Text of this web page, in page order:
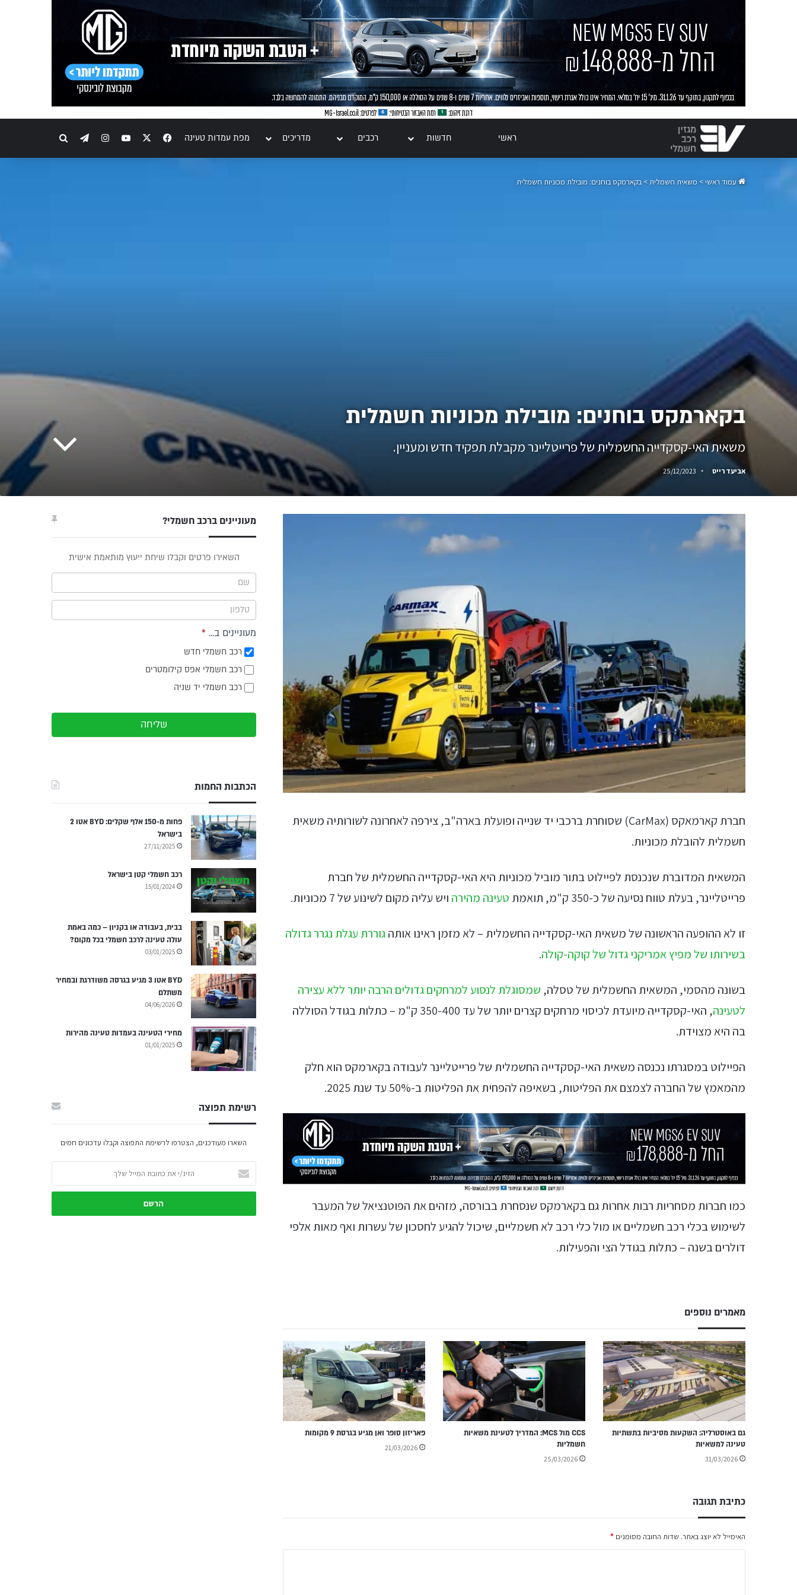
ראשי חדשות רכבים מדריכים מפת עמדות טעינה Facebook
YouTube
Instagram
Telegram
חיפוש
עמוד ראשי> משאית חשמלית> בקארמקס בוחנים: מובילת מכוניות חשמלית
בקארמקס בוחנים: מובילת מכוניות חשמלית
משאית האי-קסקדייה החשמלית של פרייטליינר מקבלת תפקיד חדש ומעניין.
אביעד רייס 25/12/2023
חברת קארמאקס (CarMax) שסוחרת ברכבי יד שנייה ופועלת בארה"ב, צירפה לאחרונה לשורותיה משאית
חשמלית להובלת מכוניות.
המשאית המדוברת שנכנסת לפיילוט בתור מוביל מכוניות היא האי-קסקדייה החשמלית של חברת
פרייטליינר, בעלת טווח נסיעה של כ-350 ק"מ, תואמת
טעינה מהירה ויש עליה מקום לשינוע של 7 מכוניות.
זו לא ההופעה הראשונה של משאית האי-קסקדייה החשמלית – לא מזמן ראינו אותהגוררת עגלת נגרר גדולה
בשירותו של מפיץ אמריקני גדול של קוקה-קולה.
בשונה מהסמי, המשאית החשמלית של טסלה, שמסוגלת לנסוע למרחקים גדולים הרבה יותר ללא עצירה
לטעינה
, האי-קסקדייה מיועדת לכיסוי מרחקים קצרים יותר של עד 350-400 ק"מ – כתלות בגודל הסוללה
בה היא מצוידת.
הפיילוט במסגרתו נכנסה משאית האי-קסקדייה החשמלית של פרייטליינר לעבודה בקארמקס הוא חלק
מהמאמץ של החברה לצמצם את הפליטות, בשאיפה להפחית את הפליטות ב-50% עד שנת 2025.
כמו חברות מסחריות רבות אחרות גם בקארמקס שנסחרת בבורסה, מזהים את הפוטנציאל של המעבר
לשימוש בכלי רכב חשמליים או מול כלי רכב לא חשמליים, שיכול להגיע לחסכון של עשרות ואף מאות אלפי
דולרים בשנה – כתלות בגודל הצי והפעילות.
מאמרים נוספים
גם באוסטרליה: השקעות מסיביות בתשתיות
טעינה למשאיות
31/03/2026
CCS מול MCS: המדריך לטעינת משאיות
חשמליות
25/03/2026
פאריזון סופר ואן מגיע בגרסת 9 מקומות
21/03/2026
כתיבת תגובה
האימייל לא יוצג באתר. שדות החובה מסומנים *
מעוניינים ברכב חשמלי?
השאירו פרטים וקבלו שיחת ייעוץ מותאמת אישית
מעוניינים ב... *
רכב חשמלי חדש
רכב חשמלי אפס קילומטרים
רכב חשמלי יד שניה
שליחה
הכתבות החמות
פחות מ-150 אלף שקלים: BYD אטו 2
בישראל
27/11/2025
רכב חשמלי קטן בישראל
15/01/2024
בבית, בעבודה או בקניון – כמה באמת
עולה טעינה לרכב חשמלי בכל מקום?
03/01/2025
BYD אטו 3 מגיע בגרסה משודרגת ובמחיר
משתלם
04/06/2026
מחירי הטעינה בעמדות טעינה מהירות
01/01/2025
רשימת תפוצה
השארו מעודכנים, הצטרפו לרשימת התפוצה וקבלו עדכונים חמים
את
כתובת
שלך